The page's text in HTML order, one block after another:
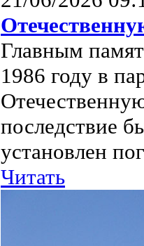
Главным
1986 году в
последствие
установлен
Читать